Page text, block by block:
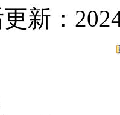
新：